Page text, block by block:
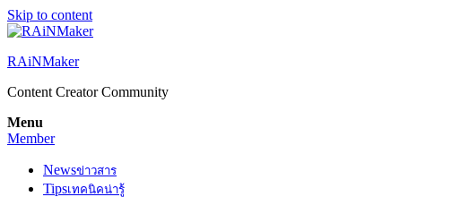
Skip to content
RAiNMaker
Content Creator Community
Menu
Member
Newsข่าวสาร
Tipsเทคนิคน่ารู้